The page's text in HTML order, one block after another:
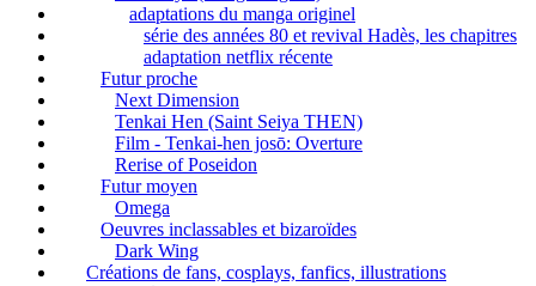
adaptations du manga originel
série des années 80 et revival Hadès, les chapitres
adaptation netflix récente
Futur proche
Next Dimension
Tenkai Hen (Saint Seiya THEN)
Film - Tenkai-hen josō: Overture
Rerise of Poseidon
Futur moyen
Omega
Oeuvres inclassables et bizaroïdes
Dark Wing
Créations de fans, cosplays, fanfics, illustrations